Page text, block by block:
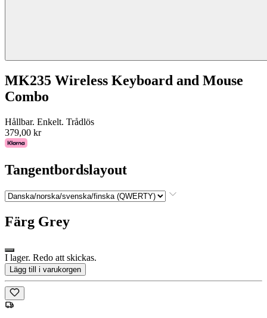
MK235 Wireless Keyboard and Mouse
Combo
Hållbar. Enkelt. Trådlös
379,00 kr
Tangentbordslayout
Färg Grey
I lager. Redo att skickas.
Lägg till i varukorgen